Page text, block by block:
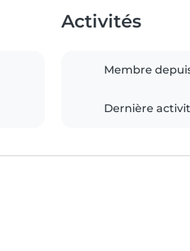
Activités
Membre
Dernière